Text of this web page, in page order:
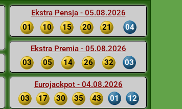
Ekstra Pensja - 05.08.2026
01
10 15 20 21 04
Ekstra Premia - 05.08.2026
03
05 14 26 32 03
Eurojackpot - 04.08.2026
03
17 30 35 43 01 12